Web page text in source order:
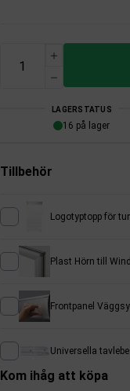
LAGERSTATUS
16 på lager
Tillbehör
Logotyptopp för
Plast Hörn till
Frontpanel
Universella
Kom ihåg att köpa